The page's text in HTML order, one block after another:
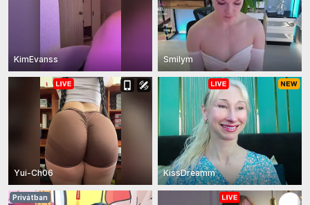
KimEvanss Smilym
Yui-Ch06 KissDreamm
Privátban